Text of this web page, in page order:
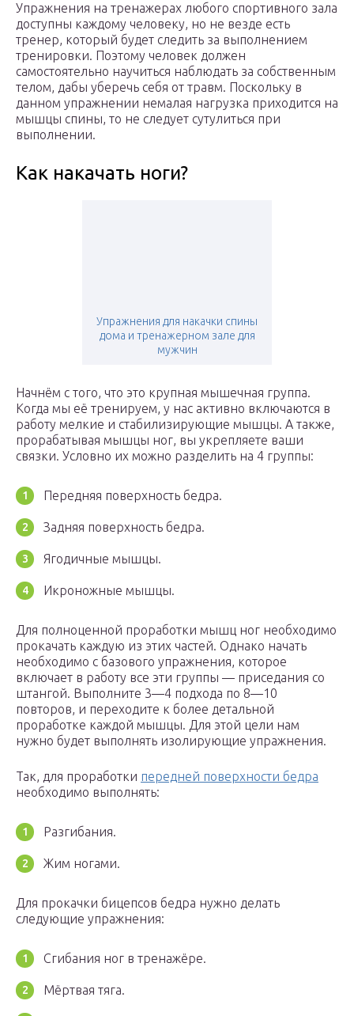
Упражнения на тренажерах любого спортивного зала
доступны каждому человеку, но не везде есть
тренер, который будет следить за выполнением
тренировки. Поэтому человек должен
самостоятельно научиться наблюдать за собственным
телом, дабы уберечь себя от травм. Поскольку в
данном упражнении немалая нагрузка приходится на
мышцы спины, то не следует сутулиться при
выполнении.
Как накачать ноги?
Упражнения для накачки спины
дома и тренажерном зале для
мужчин
Начнём с того, что это крупная мышечная группа.
Когда мы её тренируем, у нас активно включаются в
работу мелкие и стабилизирующие мышцы. А также,
прорабатывая мышцы ног, вы укрепляете ваши
связки. Условно их можно разделить на 4 группы:
Передняя поверхность бедра.
Задняя поверхность бедра.
Ягодичные мышцы.
Икроножные мышцы.
Для полноценной проработки мышц ног необходимо
прокачать каждую из этих частей. Однако начать
необходимо с базового упражнения, которое
включает в работу все эти группы — приседания со
штангой. Выполните 3—4 подхода по 8—10
повторов, и переходите к более детальной
проработке каждой мышцы. Для этой цели нам
нужно будет выполнять изолирующие упражнения.
Так, для проработки передней поверхности бедра
необходимо выполнять:
Разгибания.
Жим ногами.
Для прокачки бицепсов бедра нужно делать
следующие упражнения:
Сгибания ног в тренажёре.
Мёртвая тяга.